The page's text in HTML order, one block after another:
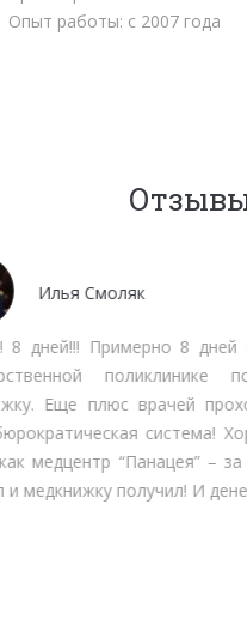
Опыт работы: с 2007 года
Мочалов
Мне как бизнесмену
очередях. Работают
срокам прохождения.